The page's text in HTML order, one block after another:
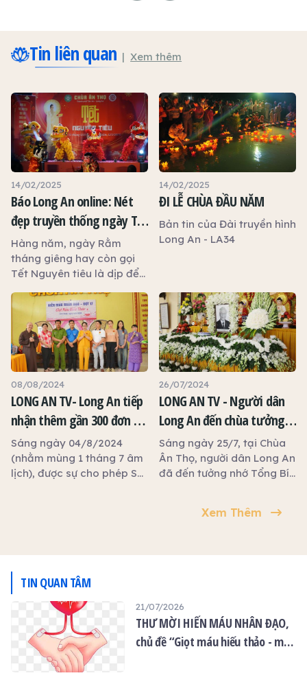
Tin liên quan Xem thêm
14/02/2025
Báo Long An online: Nét
đẹp truyền thống ngày Tết
Nguyên tiêu
Hàng năm, ngày Rằm
tháng giêng hay còn gọi
Tết Nguyên tiêu là dịp để
ông bà, tổ tiên và cầu
mong một năm bình an,
hạnh phúc. Vào ngày này,
nhiều gia đình thường
chuẩn bị mâm cúng gia
tiên, đi lễ chùa hay tham
gia những hoạt động thắp
đèn, thả đèn hoa đăng để
cầu tài lộc, may mắn.
14/02/2025
ĐI LỄ CHÙA ĐẦU NĂM
Bản tin của Đài truyền hình
Long An - LA34
08/08/2024
LONG AN TV- Long An tiếp
nhận thêm gần 300 đơn vị
máu từ hoạt động Hiến
máu nhân đạo
Sáng ngày 04/8/2024
(nhằm mùng 1 tháng 7 âm
lịch), được sự cho phép Sở
thảo - mùa Vu lan Báo
hiếu”.
26/07/2024
LONG AN TV - Người dân
Long An đến chùa tưởng
nhớ Tổng Bí thư Nguyễn
Phú Trọng
Sáng ngày 25/7, tại Chùa
Ân Thọ, người dân Long An
đã đến tưởng nhớ Tổng Bí
Xem Thêm
TIN QUAN TÂM
21/07/2026
THƯ MỜI HIẾN MÁU NHÂN ĐẠO,
chủ đề “Giọt máu hiếu thảo - mùa